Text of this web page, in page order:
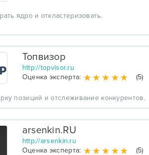
ядро и откластеризовать.
Топвизор
http://topvisor.ru
Оценка эксперта:
(5)
позиций и отслеживание конкурентов.
arsenkin.RU
http://arsenkin.ru
Оценка эксперта:
(5)